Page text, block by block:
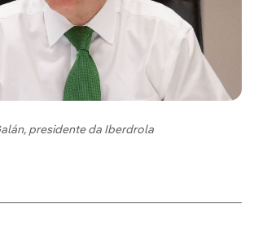
presidente da Iberdrola